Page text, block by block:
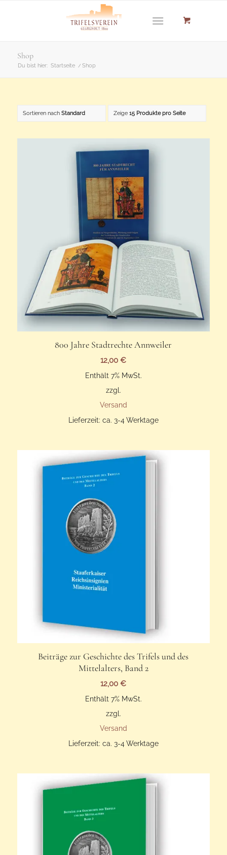
Shop
Du bist hier: Startseite / Shop
Sortieren nach Standard Zeige 15 Produkte pro Seite
800 Jahre Stadtrechte Annweiler
12,00€
Enthält 7% MwSt.
zzgl.
Versand
Lieferzeit: ca. 3-4 Werktage
Beiträge zur Geschichte des Trifels und des
Mittelalters, Band 2
12,00€
Enthält 7% MwSt.
zzgl.
Versand
Lieferzeit: ca. 3-4 Werktage